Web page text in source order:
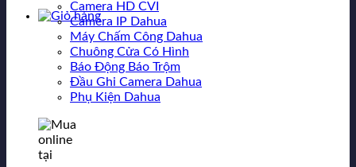
Camera HD CVI
Camera IP Dahua
Máy Chấm Công Dahua
Chuông Cửa Có Hình
Báo Động Báo Trộm
Đầu Ghi Camera Dahua
Phụ Kiện Dahua